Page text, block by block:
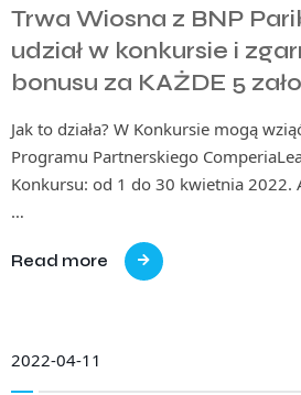
Trwa Wiosna z BNP
udział w konkursie i
bonusu za KAŻDE 5
Jak to działa? W Konkursie mogą
Programu Partnerskiego
Konkursu: od 1 do 30 kwietnia 2022.
…
Read more
2022-04-11